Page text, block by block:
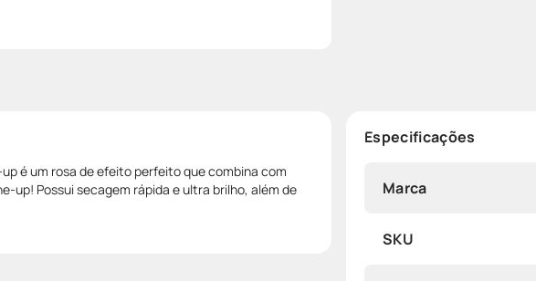
é um rosa de efeito perfeito que combina com
up! Possui secagem rápida e ultra brilho, além de
Especificações
Marca
SKU